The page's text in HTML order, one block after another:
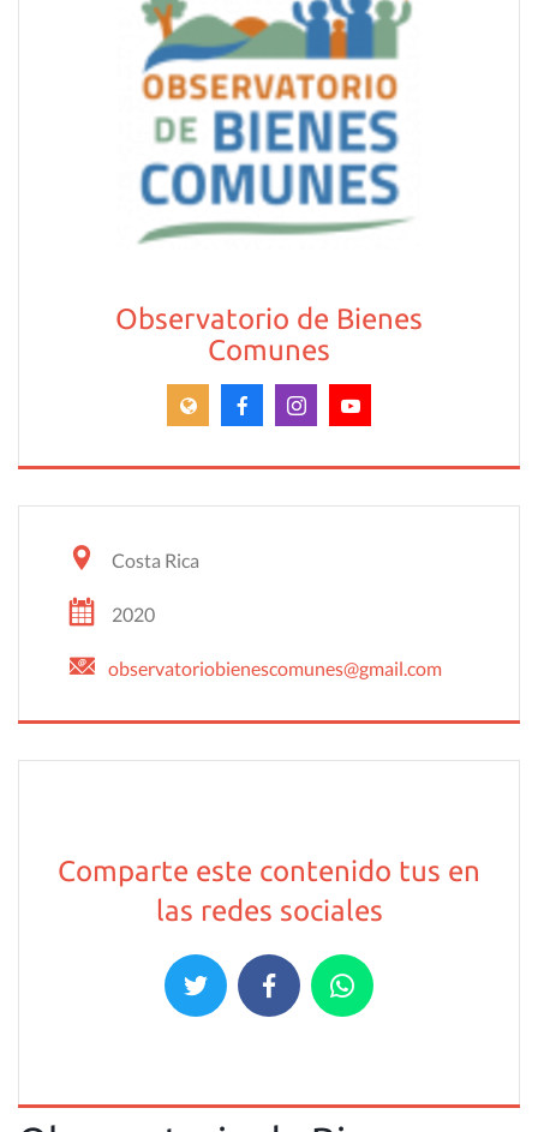
Observatorio de Bienes
Comunes
Costa Rica
2020
observatoriobienescomunes@gmail.com
Comparte este contenido tus en
las redes sociales